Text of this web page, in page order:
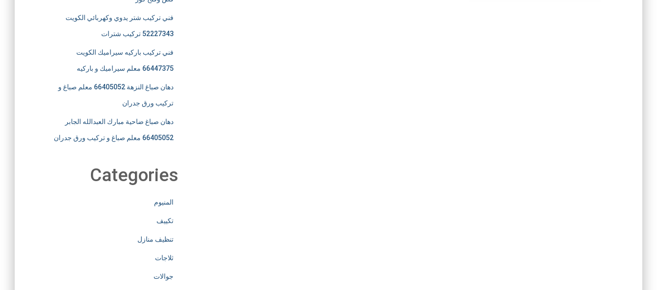
فني تركيب شتر يدوي وكهربائي الكويت
52227343 تركيب شترات
فني تركيب باركيه سيراميك الكويت
66447375 معلم سيراميك و باركيه
دهان صباغ النزهة 66405052 معلم صباغ و
تركيب ورق جدران
دهان صباغ ضاحية مبارك العبدالله الجابر
66405052 معلم صباغ و تركيب ورق جدران
Categories
المنيوم
تكييف
تنظيف منازل
ثلاجات
جوالات